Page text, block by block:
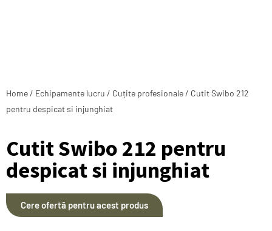
Home / Echipamente lucru / Cuțite profesionale / Cutit Swibo 212
pentru despicat si injunghiat
Cutit Swibo 212 pentru
despicat si injunghiat
Cere ofertă pentru acest produs